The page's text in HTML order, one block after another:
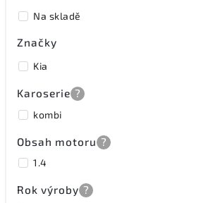
Na skladě
Značky
Kia
Karoserie ?
kombi
Obsah motoru ?
1.4
Rok výroby ?